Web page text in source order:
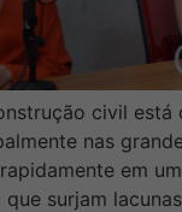
civil está
nas
em
surjam